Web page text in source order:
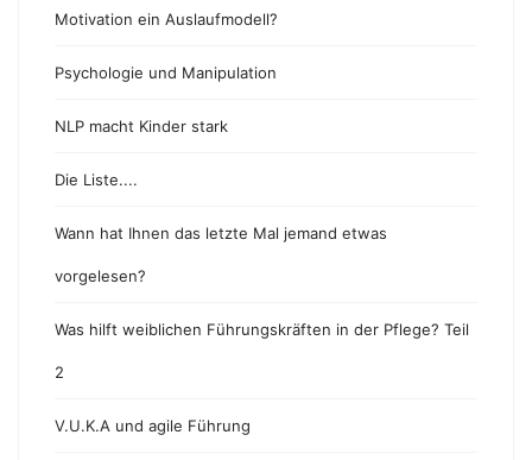
Motivation ein Auslaufmodell?
Psychologie und Manipulation
NLP macht Kinder stark
Die Liste....
Wann hat Ihnen das letzte Mal jemand etwas
vorgelesen?
Was hilft weiblichen Führungskräften in der Pflege? Teil
2
V.U.K.A und agile Führung